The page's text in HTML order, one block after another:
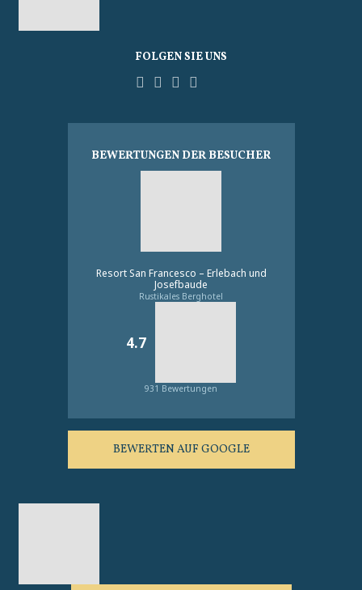
FOLGEN SIE UNS
FacebookYouTubePinterest
BEWERTUNGEN DER BESUCHER
Resort San Francesco – Erlebach und
Josefbaude
Rustikales Berghotel
4.7
931 Bewertungen
BEWERTEN AUF GOOGLE